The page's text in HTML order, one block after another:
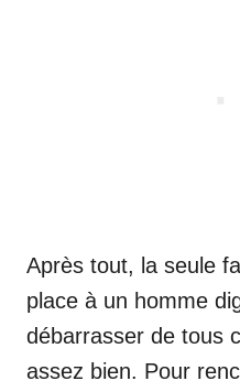
Après tout, la seule
place à un homme
débarrasser de tous
assez bien. Pour